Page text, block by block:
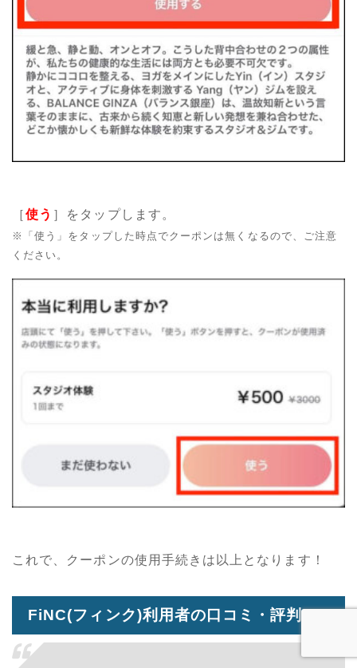
［使う ］をタップします。
※「使う 」をタップした時点でクーポンは無くなるので、ご注意
ください。
これで、クーポンの使用手続きは以上となります！
FiNC(フィンク)利用者の口コミ・評判